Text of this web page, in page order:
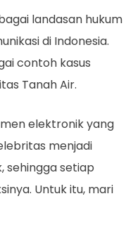
landasan hukum
di Indonesia.
contoh kasus
Tanah Air.
elektronik yang
menjadi
sehingga setiap
Untuk itu, mari